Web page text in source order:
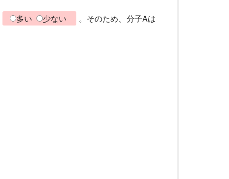
多い 少ない
。そのため、分子Aは